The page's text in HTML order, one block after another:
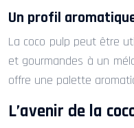
Un profil
La coco pulp peut être
et gourmandes à un
offre une palette
L’avenir de la